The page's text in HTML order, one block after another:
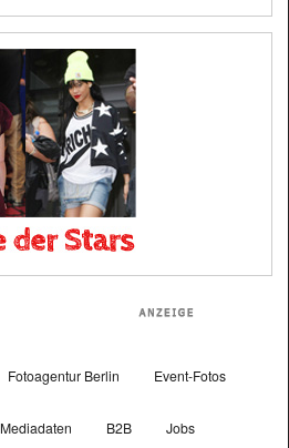
Fotoagentur Berlin Event-Fotos
Mediadaten B2B Jobs